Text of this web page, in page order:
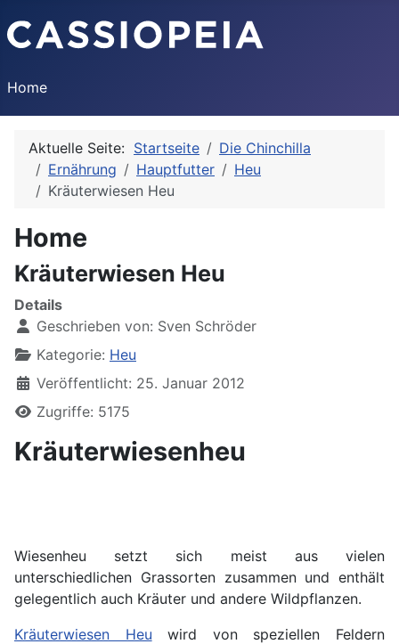
Home
Aktuelle Seite: Startseite
Die Chinchilla
Ernährung
Hauptfutter
Heu
Kräuterwiesen Heu
Home
Kräuterwiesen Heu
Details
Geschrieben von: Sven Schröder
Kategorie: Heu
Veröffentlicht: 25. Januar 2012
Zugriffe: 5175
Kräuterwiesenheu
Wiesenheu setzt sich meist aus vielen
unterschiedlichen Grassorten zusammen und enthält
gelegentlich auch Kräuter und andere Wildpflanzen.
Kräuterwiesen Heu wird von speziellen Feldern